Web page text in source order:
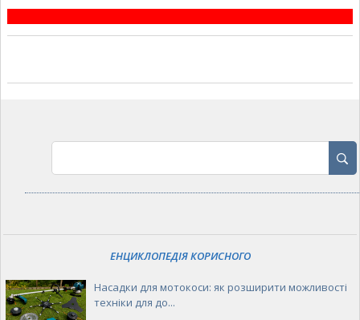
ЕНЦИКЛОПЕДІЯ КОРИСНОГО
Насадки для мотокоси: як розширити можливості
техніки для до...